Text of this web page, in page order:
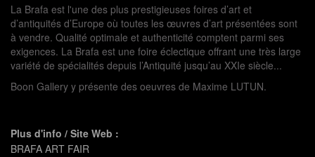
La Brafa est l'une des plus prestigieuses foires d’art et
d’antiquités d’Europe où toutes les œuvres d’art présentées sont
à vendre. Qualité optimale et authenticité comptent parmi ses
exigences. La Brafa est une foire éclectique offrant une très large
variété de spécialités depuis l’Antiquité jusqu’au XXIe siècle...
Boon Gallery y présente des oeuvres de Maxime LUTUN.
Plus d'info / Site Web :
BRAFA ART FAIR